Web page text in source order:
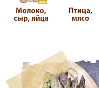
Молоко,
сыр, яйца
Птица,
мясо